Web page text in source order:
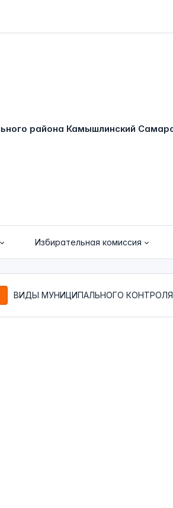
Избирательная комиссия
ВИДЫ МУНИЦИПАЛЬНОГО КОНТРОЛЯ